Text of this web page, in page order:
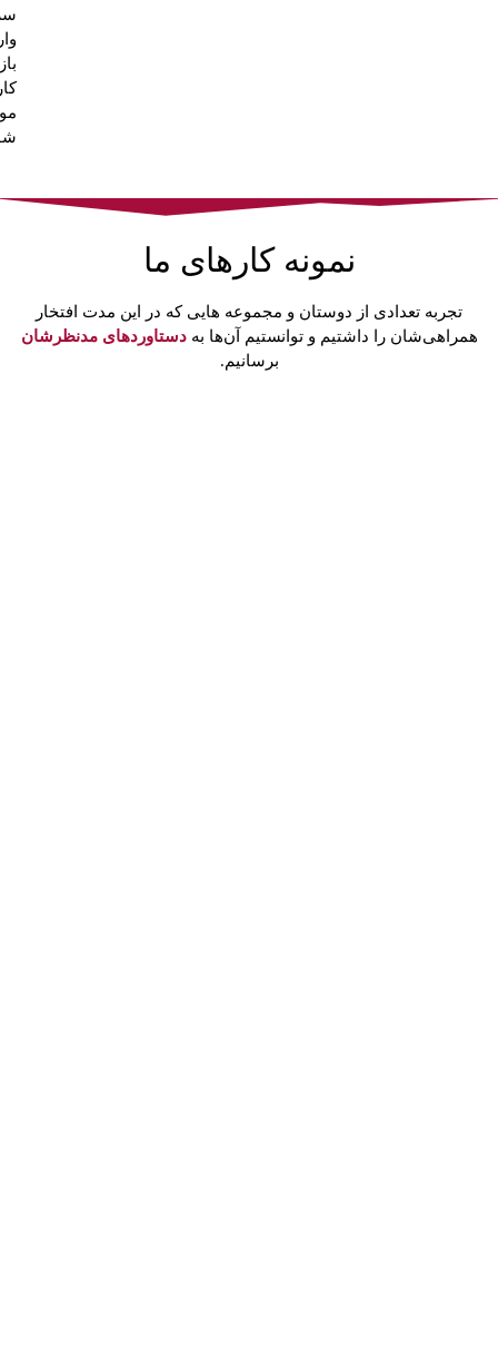
نمونه کارهای ما
تجربه تعدادی از دوستان و مجموعه هایی که در این مدت افتخار
همراهی‌شان را داشتیم و توانستیم آن‌ها بهدستاوردهای مدنظرشان
برسانیم.